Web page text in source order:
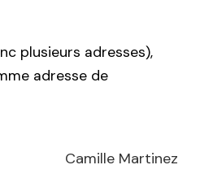
plusieurs adresses),
adresse de
Camille Martinez